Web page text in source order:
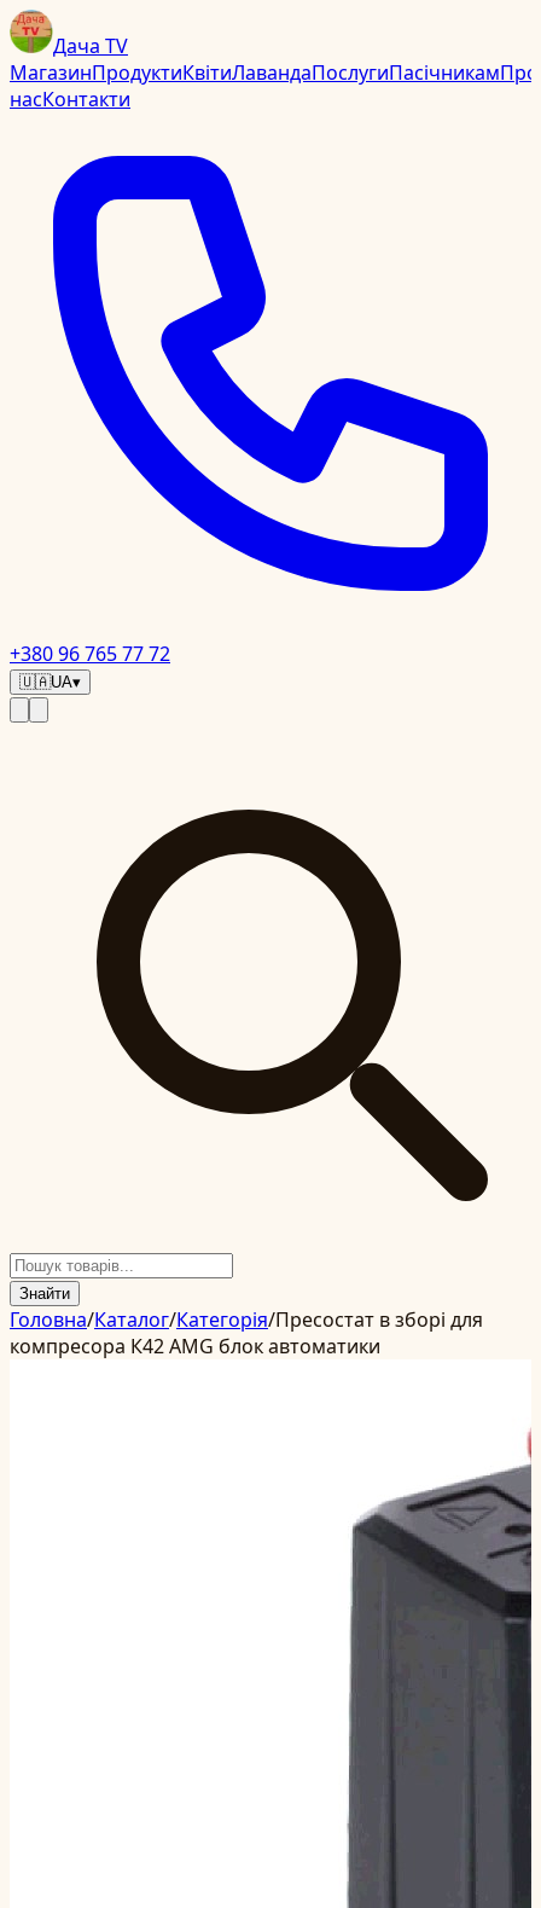
Дача TV
МагазинПродуктиКвітиЛавандаПослугиПасічникамПро
насКонтакти
+380 96 765 77 72
🇺🇦UA▾
Знайти
Головна/Каталог/Категорія/Пресостат в зборі для
компресора К42 AMG блок автоматики